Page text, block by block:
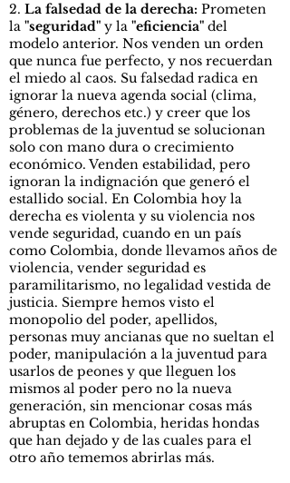
2. La falsedad de la derecha: Prometen
la "seguridad" y la "eficiencia" del
modelo anterior. Nos venden un orden
que nunca fue perfecto, y nos recuerdan
el miedo al caos. Su falsedad radica en
ignorar la nueva agenda social (clima,
género, derechos etc.) y creer que los
problemas de la juventud se solucionan
solo con mano dura o crecimiento
económico. Venden estabilidad, pero
ignoran la indignación que generó el
estallido social. En Colombia hoy la
derecha es violenta y su violencia nos
vende seguridad, cuando en un país
como Colombia, donde llevamos años de
violencia, vender seguridad es
paramilitarismo, no legalidad vestida de
justicia. Siempre hemos visto el
monopolio del poder, apellidos,
personas muy ancianas que no sueltan el
poder, manipulación a la juventud para
usarlos de peones y que lleguen los
mismos al poder pero no la nueva
generación, sin mencionar cosas más
abruptas en Colombia, heridas hondas
que han dejado y de las cuales para el
otro año tememos abrirlas más.